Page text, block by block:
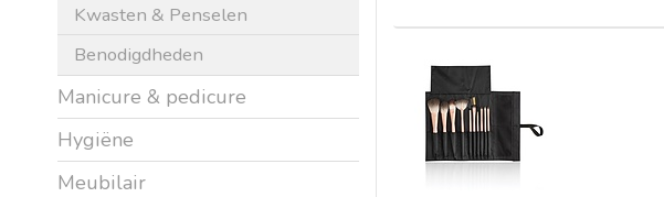
Kwasten & Penselen
Benodigdheden
Manicure & pedicure
Hygiëne
Meubilair